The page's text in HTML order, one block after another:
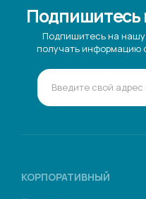
Подпишитесь
Подпишитесь на нашу
получать информацию
КОРПОРАТИВНЫЙ